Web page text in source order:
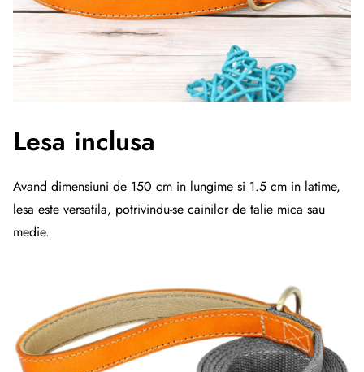
Lesa inclusa
Avand dimensiuni de 150 cm in lungime si 1.5 cm in latime,
lesa este versatila, potrivindu-se cainilor de talie mica sau
medie.